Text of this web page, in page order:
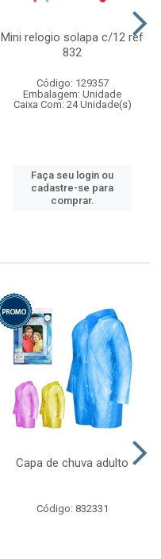
Mini relogio solapa c/12 ref
832
Código: 129357
Embalagem: Unidade
Caixa Com: 24 Unidade(s)
Faça seu login ou
cadastre-se para
comprar.
Capa de chuva adulto
Código: 832331